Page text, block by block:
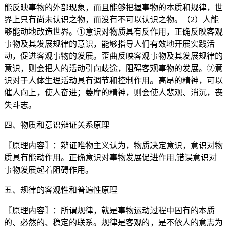
能反映事物的外部现象，而且能够把握事物的本质和规律，世
界上只有尚未认识之物，而没有不可以认识之物。（2）人能
够能动地改造世界。①意识对物质具有反作用，正确反映客观
事物及其发展规律的意识，能够指导人们有效地开展实践活
动，促进客观事物的发展。歪曲反映客观事物及其发展规律的
意识，则会把人的活动引向歧途，阻碍客观事物的发展。②意
识对于人体生理活动具有调节和控制作用。高昂的精神，可以
催人向上，使人奋进；萎靡的精神，则会使人悲观、消沉，丧
失斗志。
四、物质和意识辩证关系原理
〖原理内容〗：辩证唯物主义认为，物质决定意识，意识对物
质具有能动作用。正确意识对事物发展促进作用,错误意识对
事物发展起着阻碍作用。
五、规律的客观性和普遍性原理
〖原理内容〗：所谓规律，就是事物运动过程中固有的本质
的、必然的、稳定的联系。规律是客观的，是不依人的意志为